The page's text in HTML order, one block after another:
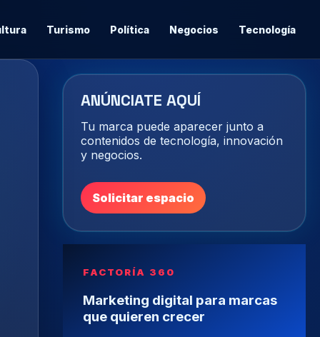
Turismo Política Negocios Tecnología
ANÚNCIATE AQUÍ
Tu marca puede aparecer junto a
contenidos de tecnología, innovación
y negocios.
Solicitar espacio
FACTORÍA 360
Marketing digital para marcas
que quieren crecer